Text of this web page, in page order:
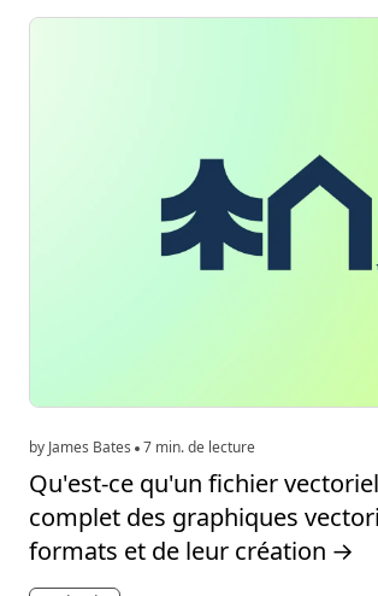
by James Bates 7 min. de lecture
Qu'est-ce qu'un fichier
complet des graphiques
formats et de leur création →